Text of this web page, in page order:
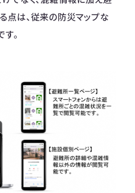
点は、従来の防災マップな
。